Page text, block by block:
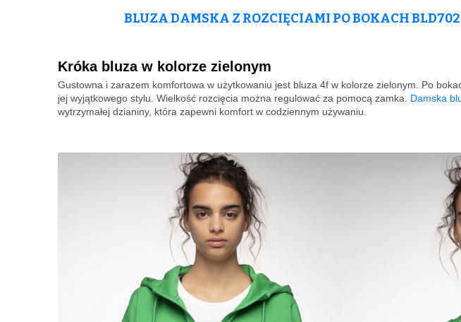
BLUZA DAMSKA Z ROZCIĘCIAMI PO BOKACH
Króka bluza w kolorze zielonym
Gustowna i zarazem komfortowa w użytkowaniu jest bluza 4f w kolorze zielonym. Po
jej wyjątkowego stylu. Wielkość rozcięcia można regulować za pomocą zamka. Damska
wytrzymałej dzianiny, która zapewni komfort w codziennym używaniu.